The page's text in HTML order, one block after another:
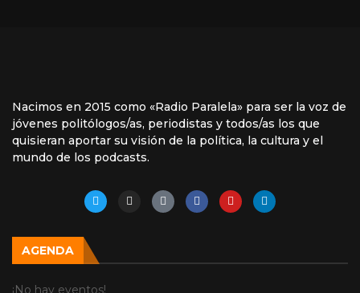
Nacimos en 2015 como «Radio Paralela» para ser la voz de
jóvenes politólogos/as, periodistas y todos/as los que
quisieran aportar su visión de la política, la cultura y el
mundo de los podcasts.
AGENDA